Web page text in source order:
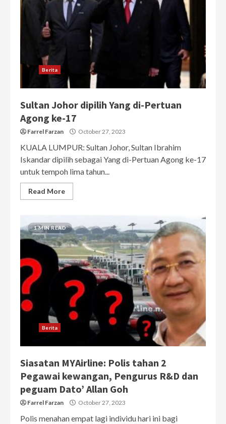
Berita
Sultan Johor dipilih Yang di-Pertuan
Agong ke-17
Farrel Farzan October 27, 2023
KUALA LUMPUR: Sultan Johor, Sultan Ibrahim
Iskandar dipilih sebagai Yang di-Pertuan Agong ke-17
untuk tempoh lima tahun...
Read More
1 MIN READ
Berita
Siasatan MYAirline: Polis tahan 2
Pegawai kewangan, Pengurus R&D dan
peguam Dato’ Allan Goh
Farrel Farzan October 27, 2023
Polis menahan empat lagi individu hari ini bagi